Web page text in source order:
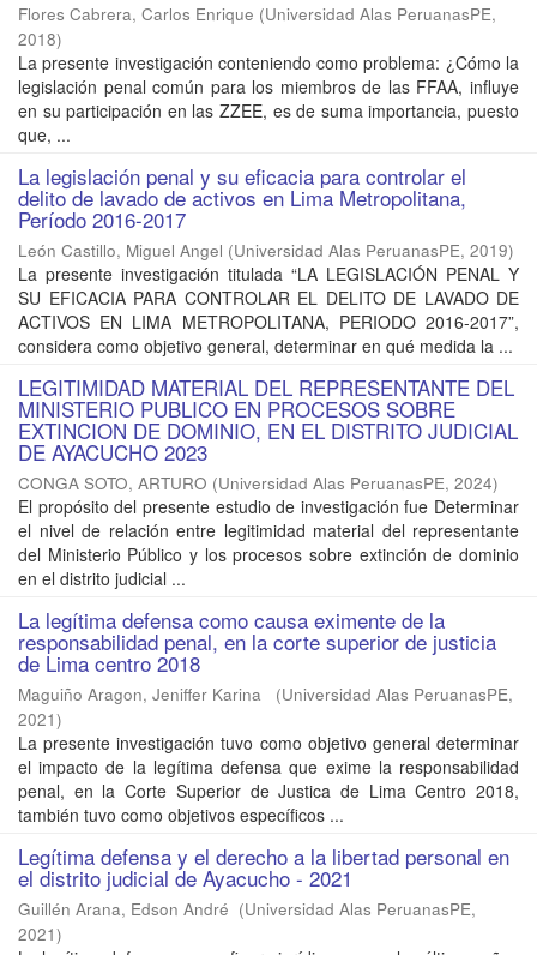
Flores Cabrera, Carlos Enrique (Universidad Alas PeruanasPE,
2018)
La presente investigación conteniendo como problema: ¿Cómo la
legislación penal común para los miembros de las FFAA, influye
en su participación en las ZZEE, es de suma importancia, puesto
que, ...
La legislación penal y su eficacia para controlar el
delito de lavado de activos en Lima Metropolitana,
Período 2016-2017
León Castillo, Miguel Angel (Universidad Alas PeruanasPE, 2019)
La presente investigación titulada “LA LEGISLACIÓN PENAL Y
SU EFICACIA PARA CONTROLAR EL DELITO DE LAVADO DE
ACTIVOS EN LIMA METROPOLITANA, PERIODO 2016-2017”,
considera como objetivo general, determinar en qué medida la ...
LEGITIMIDAD MATERIAL DEL REPRESENTANTE DEL
MINISTERIO PUBLICO EN PROCESOS SOBRE
EXTINCION DE DOMINIO, EN EL DISTRITO JUDICIAL
DE AYACUCHO 2023
CONGA SOTO, ARTURO (Universidad Alas PeruanasPE, 2024)
El propósito del presente estudio de investigación fue Determinar
el nivel de relación entre legitimidad material del representante
del Ministerio Público y los procesos sobre extinción de dominio
en el distrito judicial ...
La legítima defensa como causa eximente de la
responsabilidad penal, en la corte superior de justicia
de Lima centro 2018
Maguiño Aragon, Jeniffer Karina (Universidad Alas PeruanasPE,
2021)
La presente investigación tuvo como objetivo general determinar
el impacto de la legítima defensa que exime la responsabilidad
penal, en la Corte Superior de Justica de Lima Centro 2018,
también tuvo como objetivos específicos ...
Legítima defensa y el derecho a la libertad personal en
el distrito judicial de Ayacucho - 2021
Guillén Arana, Edson André (Universidad Alas PeruanasPE,
2021)